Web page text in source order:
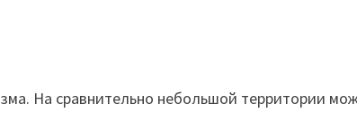
На сравнительно небольшой территории